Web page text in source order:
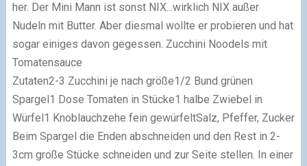
her. Der Mini Mann ist sonst NIX...wirklich NIX außer
Nudeln mit Butter. Aber diesmal wollte er probieren und hat
sogar einiges davon gegessen. Zucchini Noodels mit
Tomatensauce
Zutaten2-3 Zucchini je nach größe1/2 Bund grünen
Spargel1 Dose Tomaten in Stücke1 halbe Zwiebel in
Würfel1 Knoblauchzehe fein gewürfeltSalz, Pfeffer, Zucker
Beim Spargel die Enden abschneiden und den Rest in 2-
3cm große Stücke schneiden und zur Seite stellen. In einer